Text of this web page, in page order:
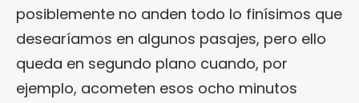
posiblemente no anden todo lo finísimos que
desearíamos en algunos pasajes, pero ello
queda en segundo plano cuando, por
ejemplo, acometen esos ocho minutos